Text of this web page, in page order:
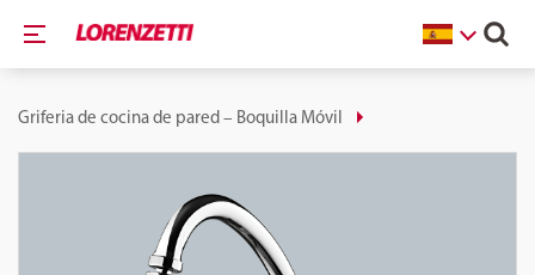
Griferia de cocina de pared – Boquilla Móvil